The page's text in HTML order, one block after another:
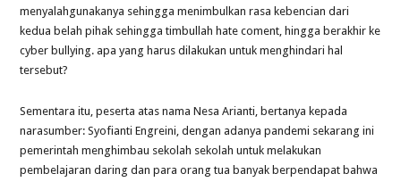
menyalahgunakanya sehingga menimbulkan rasa kebencian dari
kedua belah pihak sehingga timbullah hate coment, hingga berakhir ke
cyber bullying. apa yang harus dilakukan untuk menghindari hal
tersebut?
Sementara itu, peserta atas nama Nesa Arianti, bertanya kepada
narasumber: Syofianti Engreini, dengan adanya pandemi sekarang ini
pemerintah menghimbau sekolah sekolah untuk melakukan
pembelajaran daring dan para orang tua banyak berpendapat bahwa